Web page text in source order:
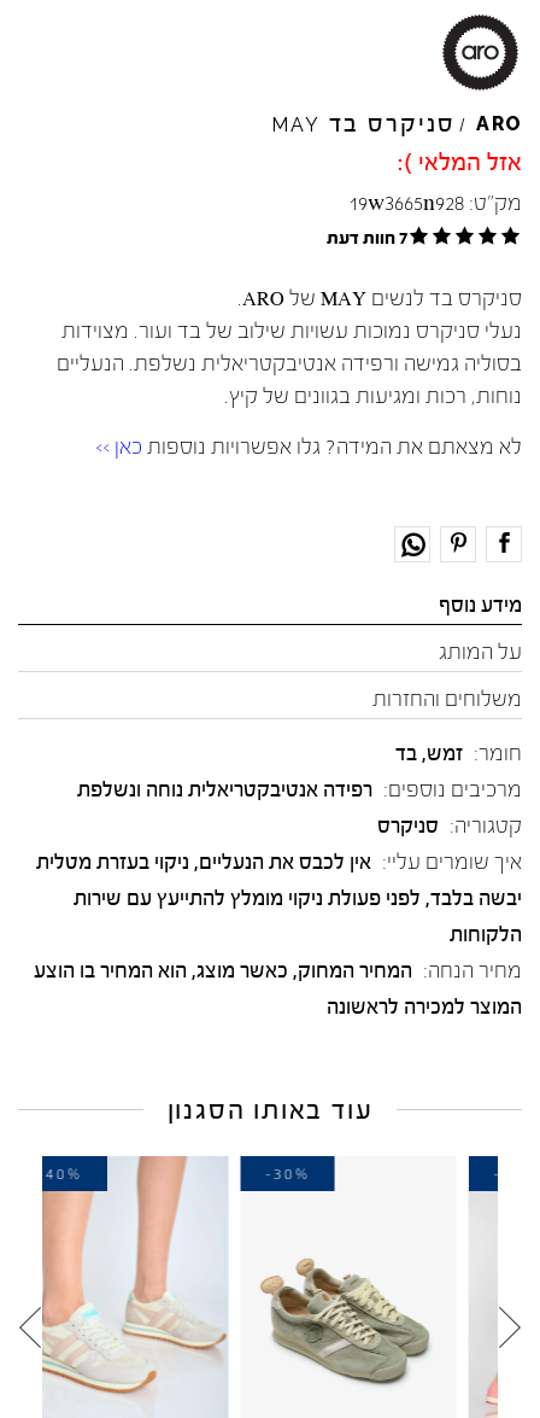
ARO
/ סניקרס בד MAY
אזל המלאי ):
מק"ט: 19w3665n928
7 חוות דעת
סניקרס בד לנשים MAY של ARO.
נעלי סניקרס נמוכות עשויות שילוב של בד ועור. מצוידות
בסוליה גמישה ורפידה אנטיבקטריאלית נשלפת. הנעליים
נוחות, רכות ומגיעות בגוונים של קיץ.
לא מצאתם את המידה? גלו אפשרויות נוספות כאן >>
מידע נוסף
על המותג
משלוחים והחזרות
חומר: זמש, בד
מרכיבים נוספים: רפידה אנטיבקטריאלית נוחה ונשלפת
קטגוריה: סניקרס
איך שומרים עליי: אין לכבס את הנעליים, ניקוי בעזרת מטלית
יבשה בלבד, לפני פעולת ניקוי מומלץ להתייעץ עם שירות
הלקוחות
מחיר הנחה: המחיר המחוק, כאשר מוצג, הוא המחיר בו הוצע
המוצר למכירה לראשונה
עוד באותו הסגנון
-30%
-40%